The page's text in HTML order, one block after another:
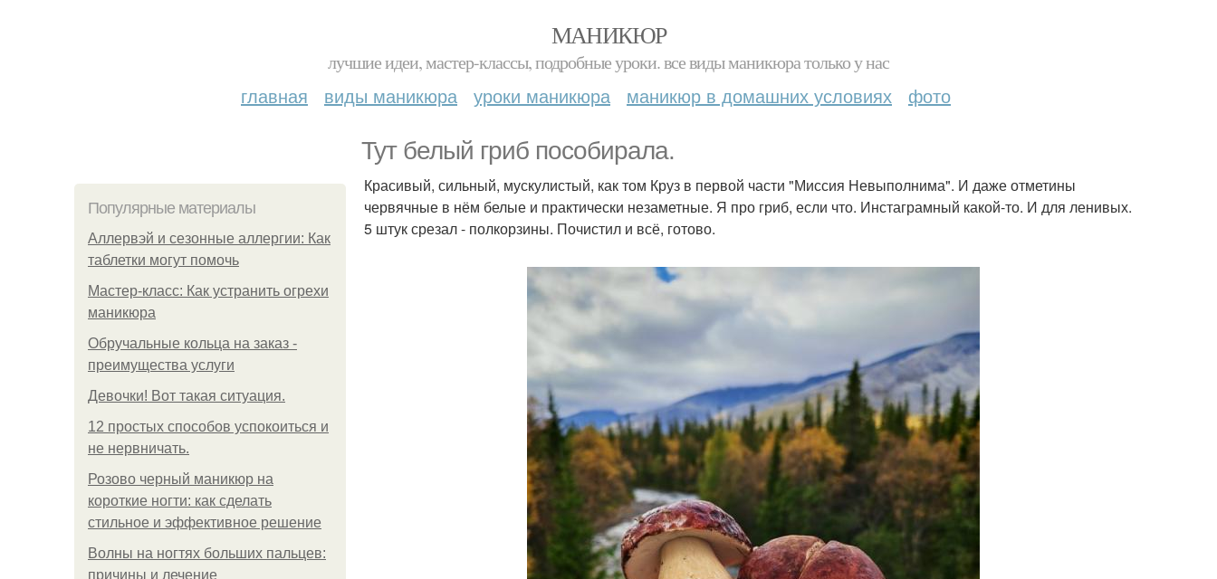
МАНИКЮР
лучшие идеи, мастер-классы, подробные уроки. все виды маникюра только у нас
главная виды маникюра уроки маникюра маникюр в домашних условиях фото
Тут белый гриб пособирала.
Популярные материалы
Аллервэй и сезонные аллергии: Как
таблетки могут помочь
Мастер-класс: Как устранить огрехи
маникюра
Обручальные кольца на заказ -
преимущества услуги
Девочки! Вот такая ситуация.
12 простых способов успокоиться и
не нервничать.
Розово черный маникюр на
короткие ногти: как сделать
стильное и эффективное решение
Волны на ногтях больших пальцев:
причины и лечение
Красивый, сильный, мускулистый, как том Круз в первой части "Миссия Невыполнима". И даже отметины
червячные в нём белые и практически незаметные. Я про гриб, если что. Инстаграмный какой-то. И для ленивых.
5 штук срезал - полкорзины. Почистил и всё, готово.